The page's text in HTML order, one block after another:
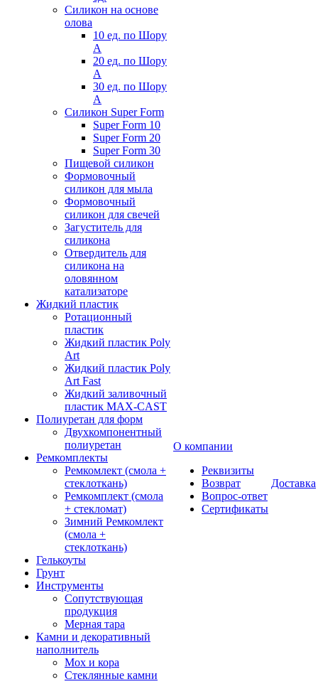
Силикон на основе
олова
10 ед. по Шору
А
20 ед. по Шору
А
30 ед. по Шору
А
Силикон Super Form
Super Form 10
Super Form 20
Super Form 30
Пищевой силикон
Формовочный
силикон для мыла
Формовочный
силикон для свечей
Загуститель для
силикона
Отвердитель для
силикона на
оловянном
катализаторе
Жидкий пластик
Ротационный
пластик
Жидкий пластик Poly
Art
Жидкий пластик Poly
Art Fast
Жидкий заливочный
пластик MAX-CAST
Полиуретан для форм
Двухкомпонентный
полиуретан
Ремкомплекты
Ремкомлект (смола +
стеклоткань)
Ремкомплект (смола
+ стекломат)
Зимний Ремкомлект
(смола +
стеклоткань)
Гелькоуты
Грунт
Инструменты
Сопутствующая
продукция
Мерная тара
Камни и декоративный
наполнитель
Мох и кора
Стеклянные камни
О компании
Реквизиты
Возврат
Вопрос-ответ
Сертификаты
Доставка